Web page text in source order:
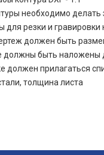
необходимо
для резки и
должен быть
должны быть наложены
должен прилагаться
толщина листа